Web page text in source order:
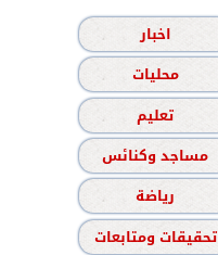
اخبار
محليات
تعليم
مساجد وكنائس
رياضة
تحقيقات ومتابعات